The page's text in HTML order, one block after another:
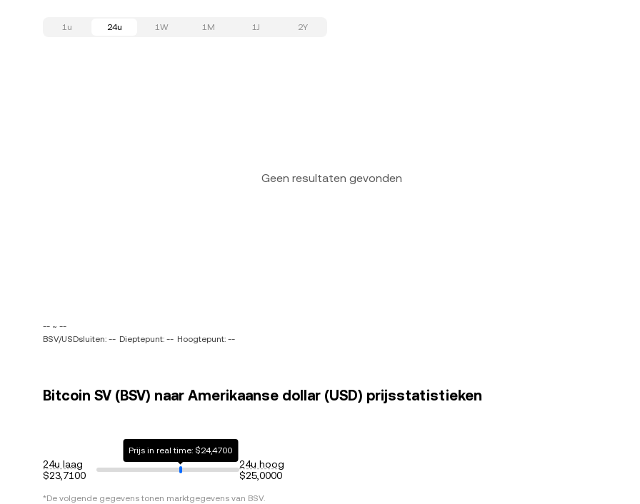
1u 24u 1W 1M 1J 2Y
Geen resultaten gevonden
-- ~ --
BSV/USDsluiten: -- Dieptepunt: -- Hoogtepunt: --
Bitcoin SV (BSV) naar Amerikaanse dollar (USD) prijsstatistieken
24u laag
$23,7100
Prijs in real time: $24,4700
24u hoog
$25,0000
*De volgende gegevens tonen marktgegevens van BSV.